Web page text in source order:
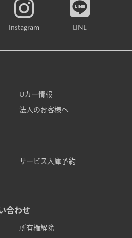
Instagram LINE
Uカー情報
法人のお客様へ
サービス入庫予約
合わせ
所有権解除